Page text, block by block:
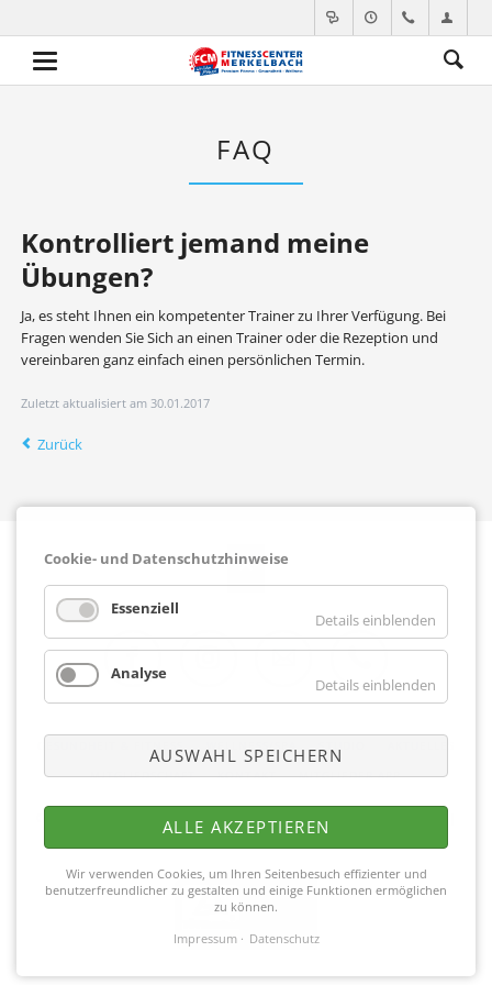
FAQ
Kontrolliert jemand meine
Übungen?
Ja, es steht Ihnen ein kompetenter Trainer zu Ihrer Verfügung. Bei
Fragen wenden Sie Sich an einen Trainer oder die Rezeption und
vereinbaren ganz einfach einen persönlichen Termin.
Zuletzt aktualisiert am 30.01.2017
Zurück
Telefon
NAVIGATION
MITGLIEDSCHAFT
KONTAKT MITGLIEDER APP
Copyright © 2026 Fitnesscenter Merkelbach |Impressum
Partner
Cookie- und Datenschutzhinweise
Essenziell
Details einblenden
Analyse
Details einblenden
AUSWAHL SPEICHERN
ALLE AKZEPTIEREN
Wir verwenden Cookies, um Ihren Seitenbesuch effizienter und
benutzerfreundlicher zu gestalten und einige Funktionen ermöglichen
zu können.
Impressum Datenschutz